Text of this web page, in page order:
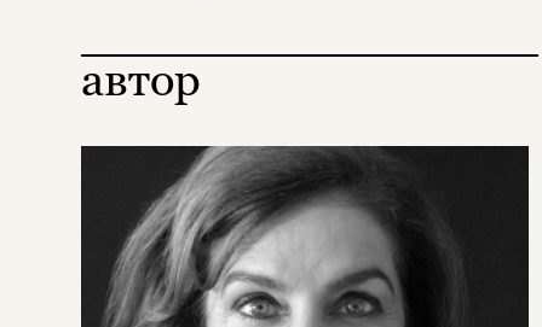
автор